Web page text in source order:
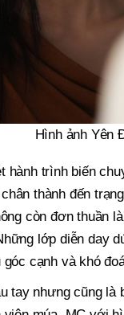
Hình ảnh Yên
hành trình biến
thành đến
còn đơn thuần
lớp diễn day
cạnh và khó
tay nhưng cũng